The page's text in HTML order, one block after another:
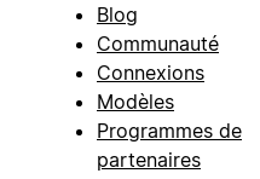
Blog
Communauté
Connexions
Modèles
Programmes de
partenaires